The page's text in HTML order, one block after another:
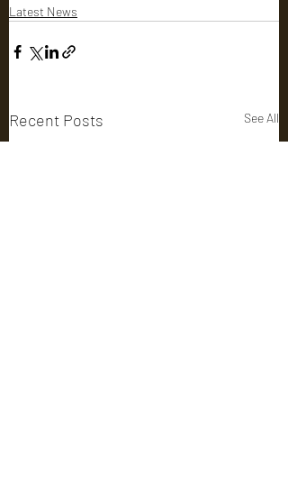
Latest News
Recent Posts See All